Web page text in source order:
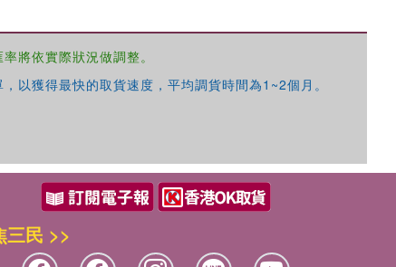
將依實際狀況做調整。
以獲得最快的取貨速度，平均調貨時間為1~2個月。
三民 >>